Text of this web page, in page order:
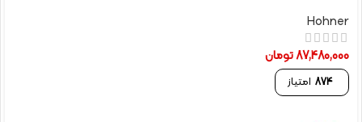
Hohner
87,480,000تومان
874 امتیاز